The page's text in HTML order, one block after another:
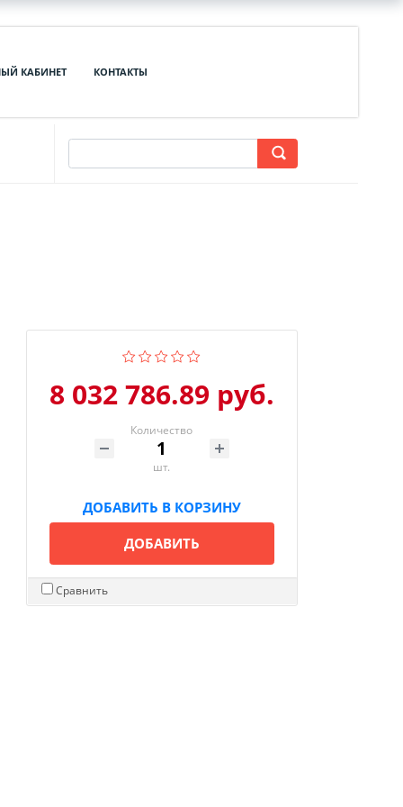
КАБИНЕТ КОНТАКТЫ
8 032 786.89 руб.
Количество
шт.
ДОБАВИТЬ В КОРЗИНУ
ДОБАВИТЬ
Сравнить